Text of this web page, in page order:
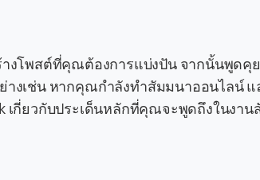
งโพสต์ที่คุณต้องการแบ่งปัน จากนั้นพูดคุย
างเช่น หากคุณกำลังทำสัมมนาออนไลน์
กี่ยวกับประเด็นหลักที่คุณจะพูดถึงในงาน